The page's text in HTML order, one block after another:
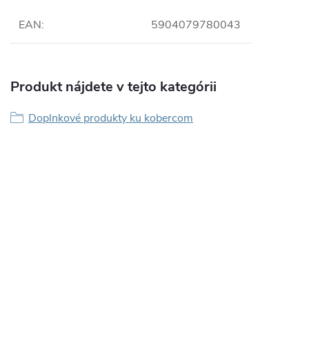
EAN: 5904079780043
Produkt nájdete v tejto kategórii
Doplnkové produkty ku kobercom